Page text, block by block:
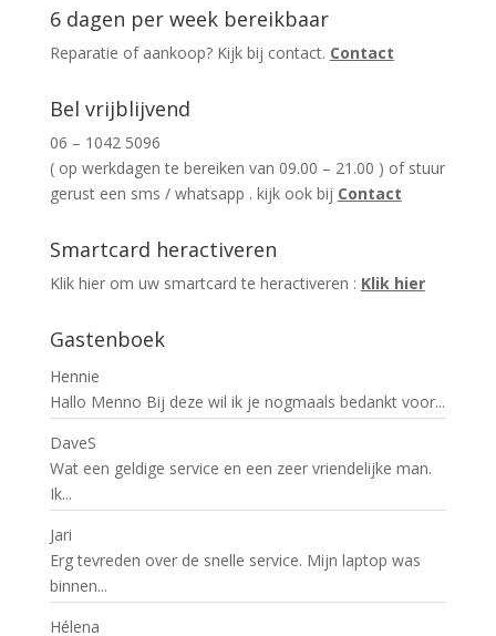
6 dagen per week bereikbaar
Reparatie of aankoop? Kijk bij contact. Contact
Bel vrijblijvend
06 – 1042 5096
( op werkdagen te bereiken van 09.00 – 21.00 ) of stuur
gerust een sms / whatsapp . kijk ook bij Contact
Smartcard heractiveren
Klik hier om uw smartcard te heractiveren : Klik hier
Gastenboek
Hennie
Hallo Menno Bij deze wil ik je nogmaals bedankt voor...
DaveS
Wat een geldige service en een zeer vriendelijke man.
Ik...
Jari
Erg tevreden over de snelle service. Mijn laptop was
binnen...
Hélena